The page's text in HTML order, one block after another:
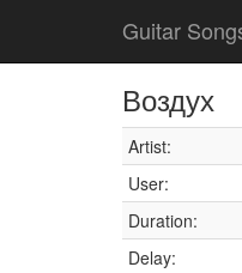
Guitar
Воздух
Artist:
User:
Duration:
Delay: